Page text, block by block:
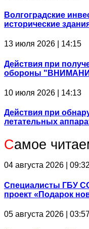
Волгоградские
исторические
13 июля 2026 | 14:15
Действия при
обороны
10 июля 2026 | 14:13
Действия при
летательных
Самое
04 августа 2026 |
Специалисты ГБУ
проект «Подарок
05 августа 2026 |